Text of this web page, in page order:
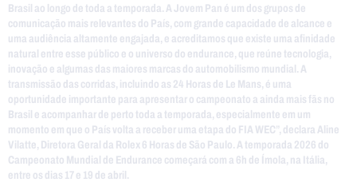
Brasil ao longo de toda a temporada. A Jovem Pan é um dos grupos de
comunicação mais relevantes do País, com grande capacidade de alcance e
uma audiência altamente engajada, e acreditamos que existe uma afinidade
natural entre esse público e o universo do endurance, que reúne tecnologia,
inovação e algumas das maiores marcas do automobilismo mundial. A
transmissão das corridas, incluindo as 24 Horas de Le Mans, é uma
oportunidade importante para apresentar o campeonato a ainda mais fãs no
Brasil e acompanhar de perto toda a temporada, especialmente em um
momento em que o País volta a receber uma etapa do FIA WEC”, declara Aline
Vilatte, Diretora Geral da Rolex 6 Horas de São Paulo. A temporada 2026 do
Campeonato Mundial de Endurance começará com a 6h de Ímola, na Itália,
entre os dias 17 e 19 de abril.